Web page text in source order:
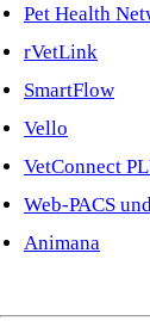
Pet Health
rVetLink
SmartFlow
Vello
VetConnect
Web-PACS
Animana